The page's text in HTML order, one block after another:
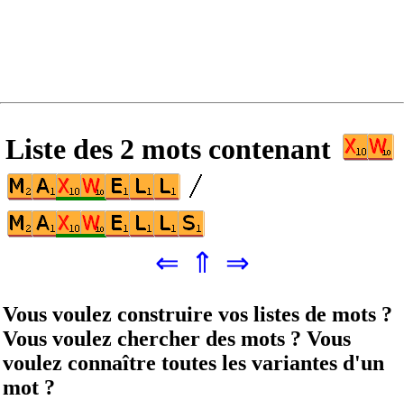
Liste des 2 mots contenant
⇐ ⇑ ⇒
Vous voulez construire vos listes de mots ?
Vous voulez chercher des mots ? Vous
voulez connaître toutes les variantes d'un
mot ?